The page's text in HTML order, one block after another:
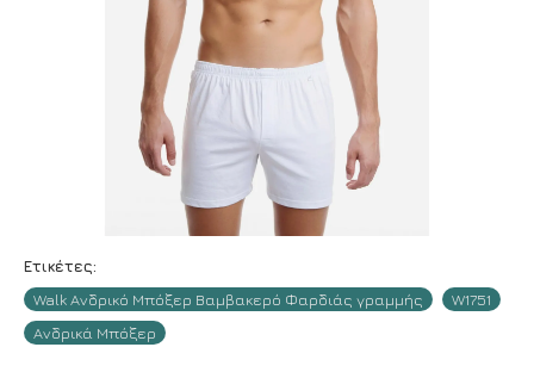
Ετικέτες:
Walk Ανδρικό Μπόξερ Βαμβακερό Φαρδιάς γραμμής
W1751
Ανδρικά Μπόξερ